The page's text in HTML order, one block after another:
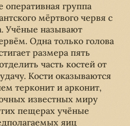
группа
мёртвого червя с
Учёные называют
Одна только голова
размера пять
часть костей от
Кости оказываются
терконит и арконит,
известных миру
пещерах учёные
яиц